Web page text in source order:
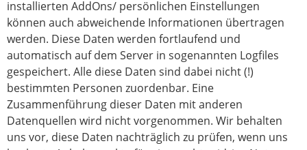
installierten AddOns/ persönlichen Einstellungen
können auch abweichende Informationen übertragen
werden. Diese Daten werden fortlaufend und
automatisch auf dem Server in sogenannten Logfiles
gespeichert. Alle diese Daten sind dabei nicht (!)
bestimmten Personen zuordenbar. Eine
Zusammenführung dieser Daten mit anderen
Datenquellen wird nicht vorgenommen. Wir behalten
uns vor, diese Daten nachträglich zu prüfen, wenn uns